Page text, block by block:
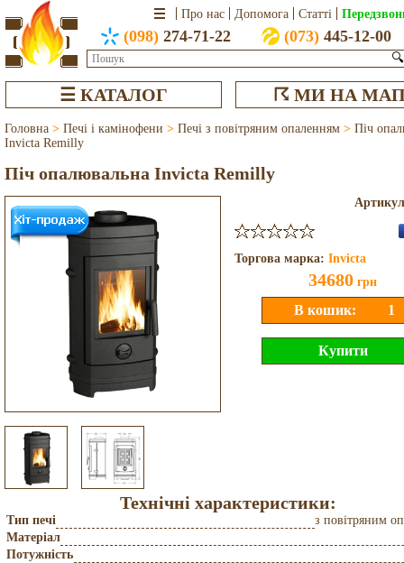
Про нас Допомога Статті
(098) 274-71-22 (073)445-12-00
🔍
☰ КАТАЛОГ ☈ МИ НА
Головна > Печі і камінофени > Печі з повітряним опаленням > Піч
Invicta Remilly
Піч опалювальна Invicta Remilly
Торгова марка: Invicta
34680 грн
Технічні характеристики:
Тип печі
з повітряним
Матеріал
Потужність